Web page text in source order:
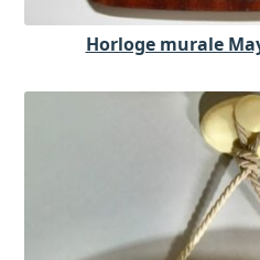
Horloge murale